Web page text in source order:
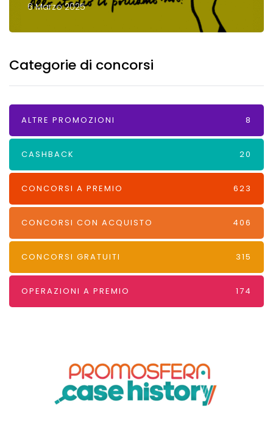
6 Marzo 2025
Categorie di concorsi
ALTRE PROMOZIONI 8
CASHBACK 20
CONCORSI A PREMIO 623
CONCORSI CON ACQUISTO 406
CONCORSI GRATUITI 315
OPERAZIONI A PREMIO 174